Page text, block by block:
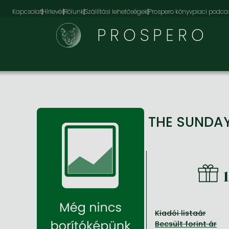
KapcsolatHírlevélRólunkSzállítási lehetőségekProspero könyvpiaci
PROSPERO
THE
Kiadói listaár